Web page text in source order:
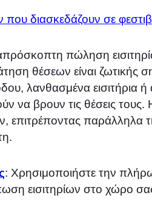
απρόσκοπτη πώληση
θέσεων είναι ζωτικής
λανθασμένα εισιτήρια
να βρουν τις θέσεις
επιτρέποντας
: Χρησιμοποιήστε την
εισιτηρίων στο χώρο